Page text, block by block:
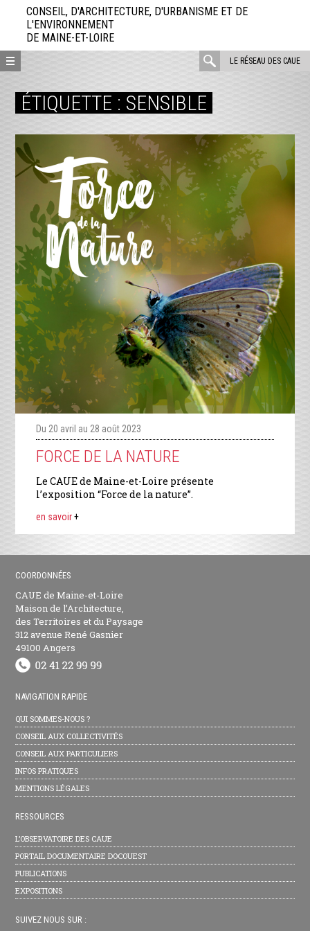
directement
contenu
CONSEIL, D'ARCHITECTURE, D'URBANISME ET DE
L'ENVIRONNEMENT
DE MAINE-ET-LOIRE
LE RÉSEAU DES CAUE
rechercher
ÉTIQUETTE : SENSIBLE
Du 20 avril au 28 août 2023
FORCE DE LA NATURE
Le CAUE de Maine-et-Loire présente
l’exposition “Force de la nature”.
en savoir+
COORDONNÉES
CAUE de Maine-et-Loire
Maison de l’Architecture,
des Territoires et du Paysage
312 avenue René Gasnier
49100 Angers
NAVIGATION RAPIDE
QUI SOMMES-NOUS ?
CONSEIL AUX COLLECTIVITÉS
CONSEIL AUX PARTICULIERS
INFOS PRATIQUES
MENTIONS LÉGALES
RESSOURCES
L’OBSERVATOIRE DES CAUE
PORTAIL DOCUMENTAIRE DOCOUEST
PUBLICATIONS
EXPOSITIONS
SUIVEZ NOUS SUR :